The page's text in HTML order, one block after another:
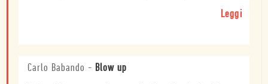
Leggi
Carlo Babando - Blow up